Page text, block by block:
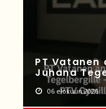
PT
Juhana
06 elokuun 2026